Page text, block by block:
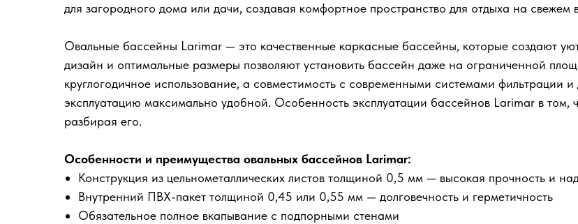
для загородного дома или дачи, создавая комфортное пространство для отдыха на свежем
Овальные бассейны Larimar — это качественные каркасные бассейны, которые создают
дизайн и оптимальные размеры позволяют установить бассейн даже на ограниченной
круглогодичное использование, а совместимость с современными системами фильтрации
эксплуатацию максимально удобной. Особенность эксплуатации бассейнов Larimar в
разбирая его.
Особенности и преимущества овальных бассейнов Larimar:
Конструкция из цельнометаллических листов толщиной 0,5 мм — высокая прочность и
Внутренний ПВХ-пакет толщиной 0,45 или 0,55 мм — долговечность и герметичность
Обязательное полное вкапывание с подпорными стенами